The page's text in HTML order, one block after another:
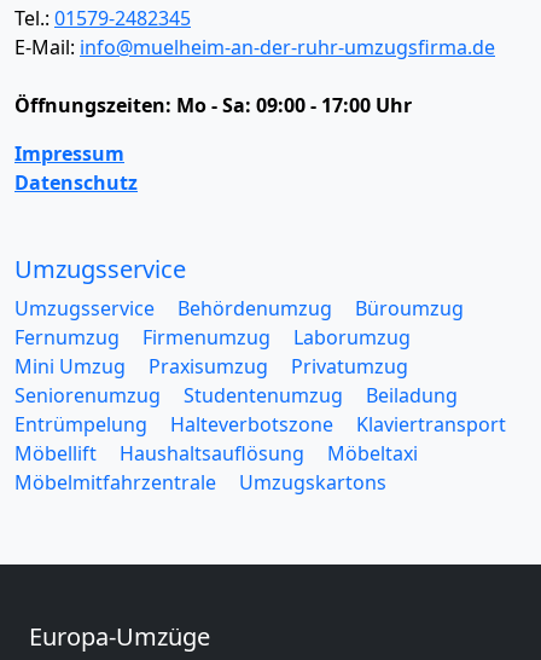
Tel.: 01579-2482345
E-Mail: info@muelheim-an-der-ruhr-umzugsfirma.de
Öffnungszeiten: Mo - Sa: 09:00 - 17:00 Uhr
Impressum
Datenschutz
Umzugsservice
Umzugsservice Behördenumzug
Büroumzug
Fernumzug
Firmenumzug
Laborumzug
Mini Umzug
Praxisumzug
Privatumzug
Seniorenumzug
Studentenumzug
Beiladung
Entrümpelung
Halteverbotszone
Klaviertransport
Möbellift
Haushaltsauflösung
Möbeltaxi
Möbelmitfahrzentrale
Umzugskartons
Europa-Umzüge